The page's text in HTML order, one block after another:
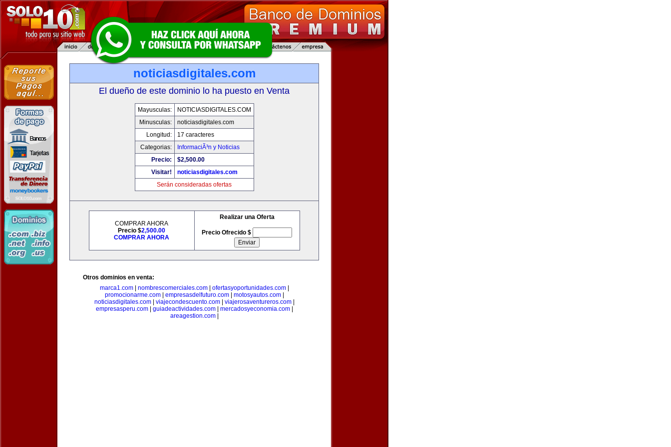
noticiasdigitales.com
El dueño de este dominio lo ha puesto en Venta
Mayusculas:
NOTICIASDIGITALES.COM
Minusculas:
noticiasdigitales.com
Longitud:
17 caracteres
Categorias:
InformaciÃ³n y Noticias
Precio:
$2,500.00
Visitar!
noticiasdigitales.com
Serán consideradas ofertas
COMPRAR AHORA
Precio $2,500.00
COMPRAR AHORA
Realizar una Oferta
Precio Ofrecido $
Otros dominios en venta:
marca1.com| nombrescomerciales.com| ofertasyoportunidades.com|
promocionarme.com| empresasdelfuturo.com| motosyautos.com|
noticiasdigitales.com| viajecondescuento.com| viajerosaventureros.com|
empresasperu.com| guiadeactividades.com| mercadosyeconomia.com|
areagestion.com|